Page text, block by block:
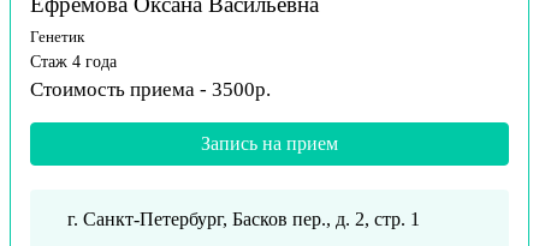
Генетик
Стаж 4 года
Стоимость приема - 3500р.
Запись на прием
г. Санкт-Петербург, Басков пер., д. 2, стр. 1